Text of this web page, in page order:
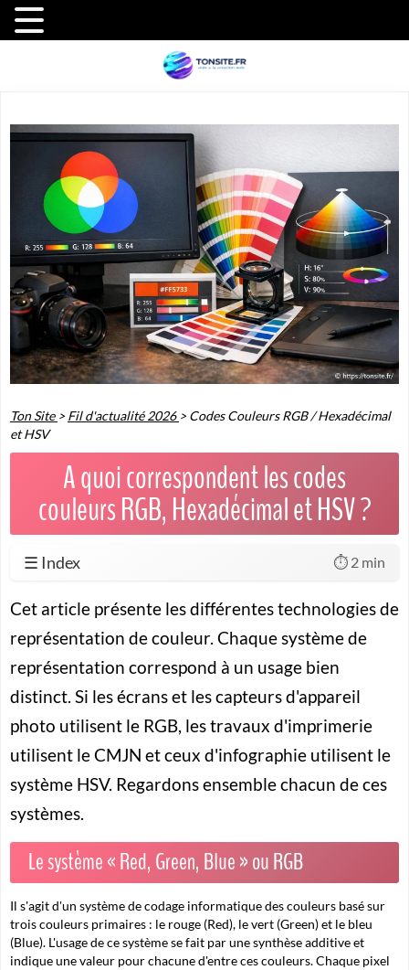
Ton Site >Fil d'actualité 2026 >Codes Couleurs RGB / Hexadécimal
et HSV
A quoi correspondent les codes
couleurs RGB, Hexadécimal et HSV ?
☰ Index ⏱️ 2 min
Cet article présente les différentes technologies de
représentation de couleur. Chaque système de
représentation correspond à un usage bien
distinct. Si les écrans et les capteurs d'appareil
photo utilisent le RGB, les travaux d'imprimerie
utilisent le CMJN et ceux d'infographie utilisent le
système HSV. Regardons ensemble chacun de ces
systèmes.
Le système « Red, Green, Blue » ou RGB
Il s'agit d'un système de codage informatique des couleurs basé sur
trois couleurs primaires : le rouge (Red), le vert (Green) et le bleu
(Blue). L'usage de ce système se fait par une synthèse additive et
indique une valeur pour chacune d'entre ces couleurs. Chaque pixel